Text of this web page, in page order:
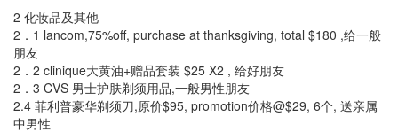
2 化妆品及其他
2．1 lancom,75%off, purchase at thanksgiving, total $180 ,给一般
朋友
2．2 clinique大黄油+赠品套装 $25 X2 , 给好朋友
2．3 CVS 男士护肤剃须用品,一般男性朋友
2.4 菲利普豪华剃须刀,原价$95, promotion价格@$29, 6个, 送亲属
中男性